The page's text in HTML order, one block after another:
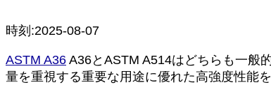
時刻:2025-08-07
ASTM A36 A36とASTM A514はどちらも一般
量を重視する重要な用途に優れた高強度性能